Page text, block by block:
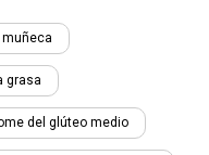
grasa
del glúteo medio